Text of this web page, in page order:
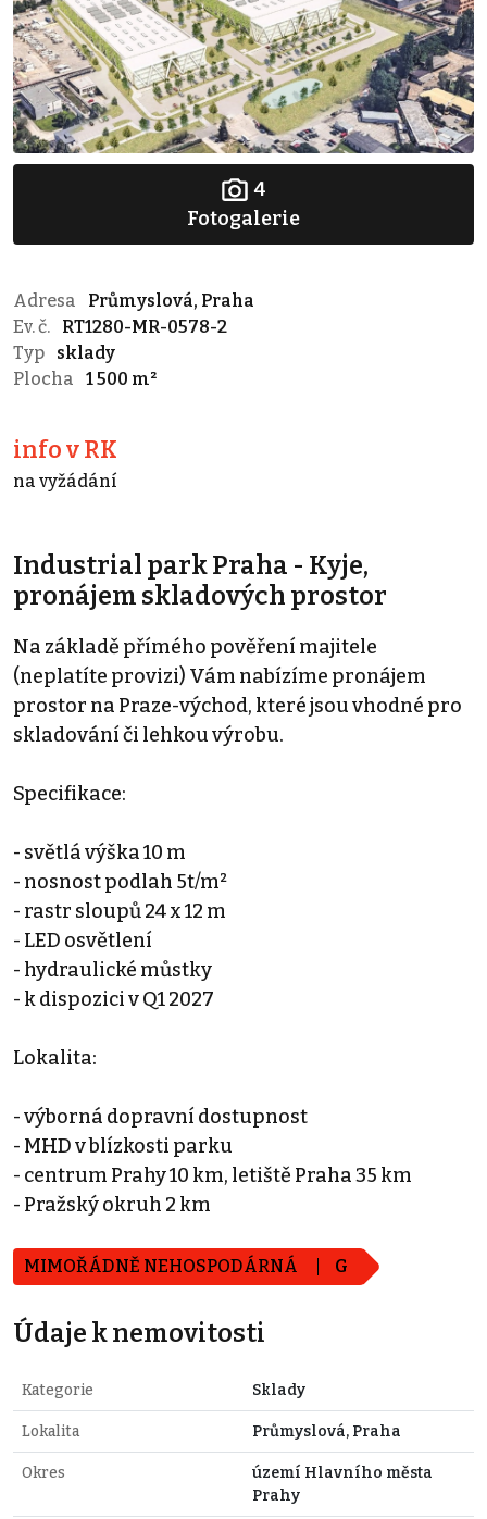
4
Fotogalerie
Adresa
Průmyslová, Praha
Ev. č.
RT1280-MR-0578-2
Typ
sklady
Plocha
1 500 m²
info v RK
na vyžádání
Industrial park Praha - Kyje,
pronájem skladových prostor
Na základě přímého pověření majitele
(neplatíte provizi) Vám nabízíme pronájem
prostor na Praze-východ, které jsou vhodné pro
skladování či lehkou výrobu.
Specifikace:
- světlá výška 10 m
- nosnost podlah 5t/m²
- rastr sloupů 24 x 12 m
- LED osvětlení
- hydraulické můstky
- k dispozici v Q1 2027
Lokalita:
- výborná dopravní dostupnost
- MHD v blízkosti parku
- centrum Prahy 10 km, letiště Praha 35 km
- Pražský okruh 2 km
MIMOŘÁDNĚ NEHOSPODÁRNÁ G
Údaje k nemovitosti
Kategorie Sklady
Lokalita Průmyslová, Praha
Okres
území Hlavního města
Prahy